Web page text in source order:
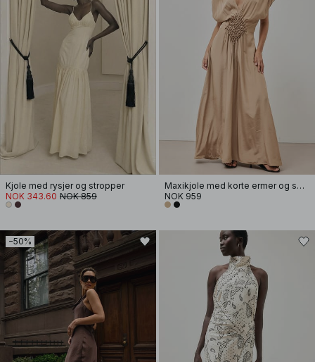
Kjole med rysjer og stropper
NOK 343.60 NOK 859
Maxikjole med korte ermer og smock i livet
NOK 959
−50%